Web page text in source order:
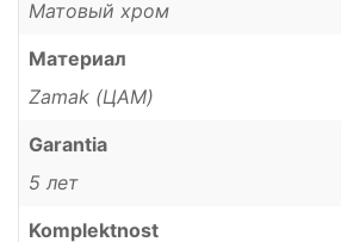
Матовый хром
Материал
Zamak (ЦАМ)
Garantia
5 лет
Komplektnost